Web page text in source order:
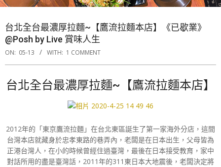
台北全台最濃厚拉麵~【鷹流拉麵本店】《已歇業》
@Posh by Live 賞味人生
ON: 05-13 WITH: 1 COMMENT
台北全台最濃厚拉麵~【鷹流拉麵本店】
2012年的「東京鷹流拉麵」在台北東區誕生了第一家海外分店，這間
台灣本店就藏身於忠孝東路的巷弄內，老闆是在日本出生，父母皆為
正港台灣人，在小的時候曾經住過臺灣，最後在日本接受教育，家中
對話所用的盡是臺灣話，2011年的311東日本大地震後，老闆決定將